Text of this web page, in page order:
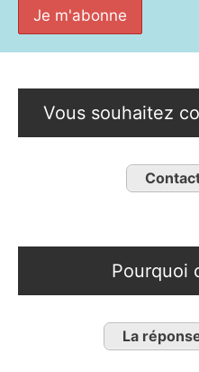
Vous souhaitez
Pourquoi
La